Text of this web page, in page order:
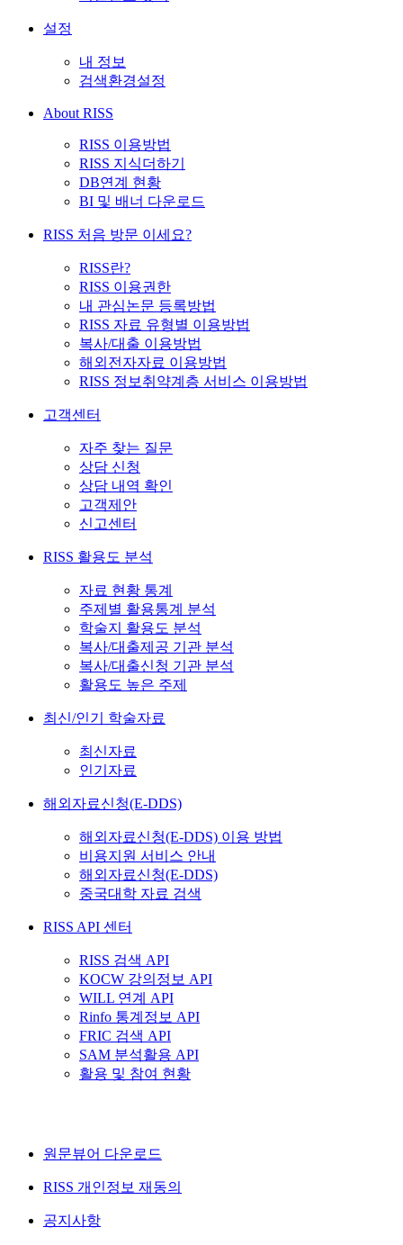
설정
내 정보
검색환경설정
About RISS
RISS 이용방법
RISS 지식더하기
DB연계 현황
BI 및 배너 다운로드
RISS 처음 방문 이세요?
RISS란?
RISS 이용권한
내 관심논문 등록방법
RISS 자료 유형별 이용방법
복사/대출 이용방법
해외전자자료 이용방법
RISS 정보취약계층 서비스 이용방법
고객센터
자주 찾는 질문
상담 신청
상담 내역 확인
고객제안
신고센터
RISS 활용도 분석
자료 현황 통계
주제별 활용통계 분석
학술지 활용도 분석
복사/대출제공 기관 분석
복사/대출신청 기관 분석
활용도 높은 주제
최신/인기 학술자료
최신자료
인기자료
해외자료신청(E-DDS)
해외자료신청(E-DDS) 이용 방법
비용지원 서비스 안내
해외자료신청(E-DDS)
중국대학 자료 검색
RISS API 센터
RISS 검색 API
KOCW 강의정보 API
WILL 연계 API
Rinfo 통계정보 API
FRIC 검색 API
SAM 분석활용 API
활용 및 참여 현황
원문뷰어 다운로드
RISS 개인정보 재동의
공지사항